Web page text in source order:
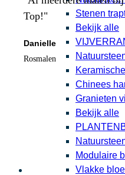
Stenen
Bekijk alle
Chinees
Granieten
Bekijk alle
Modulaire
Vlakke
Top!"
Danielle
Rosmalen